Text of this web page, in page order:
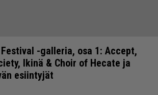
-galleria, osa 1: Accept,
Ikinä & Choir of Hecate ja
esiintyjät